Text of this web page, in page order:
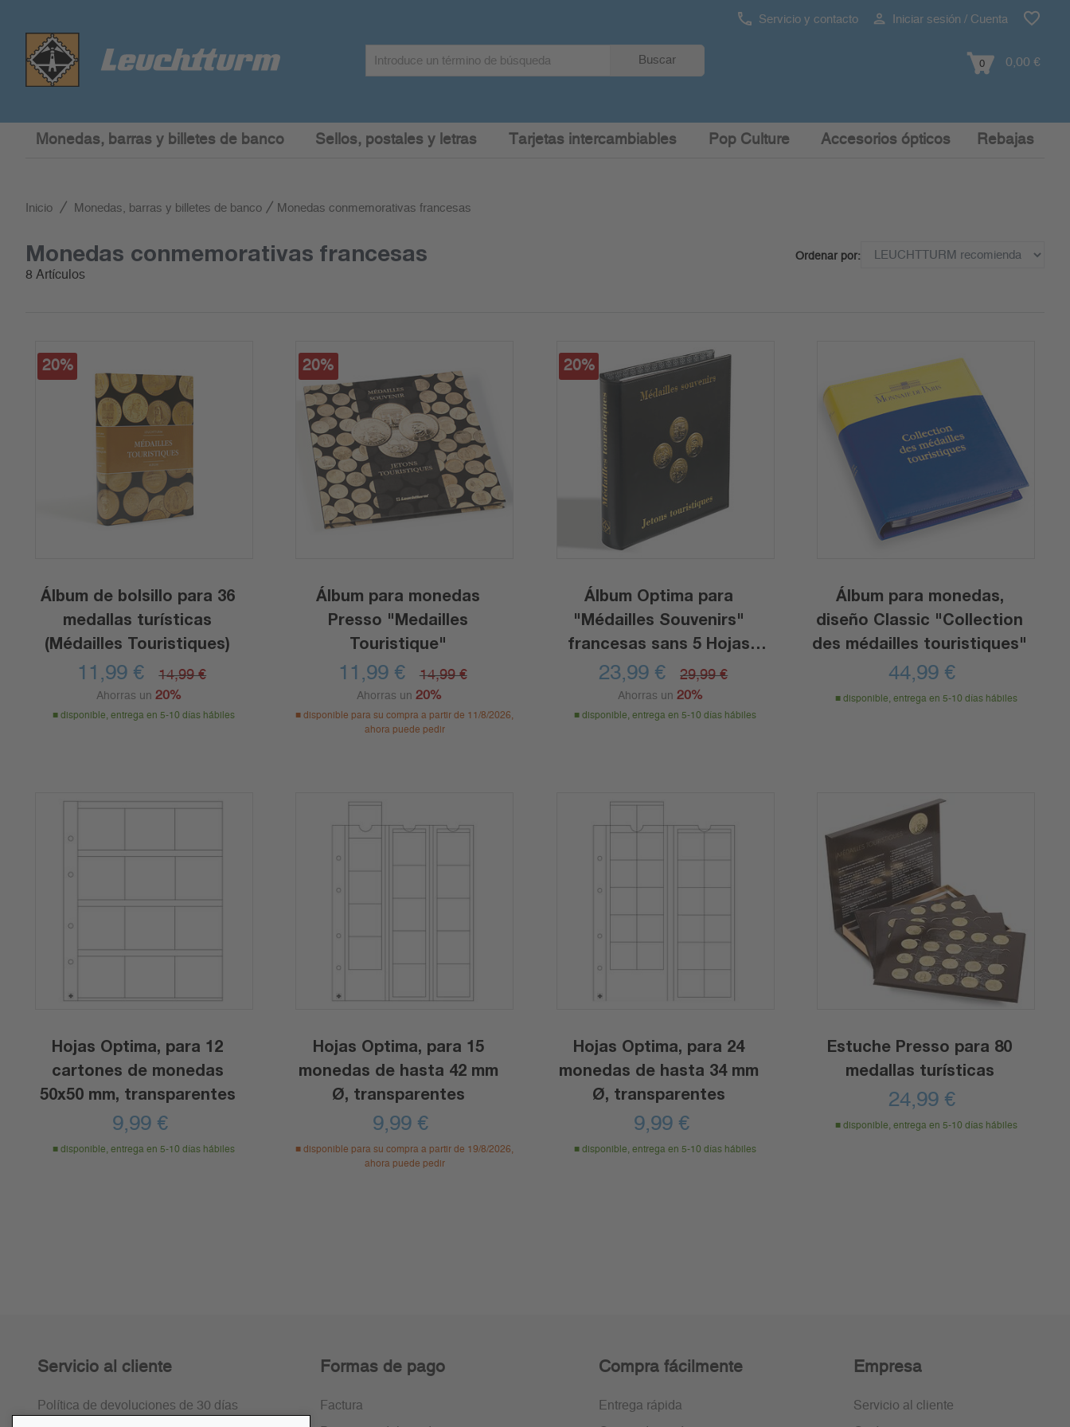
Servicio y contacto Iniciar sesión / Cuenta
Buscar 0 0,00 €
Monedas, barras y billetes de banco Sellos, postales y letras Tarjetas intercambiables Pop Culture Accesorios ópticos Rebajas
Inicio Monedas, barras y billetes de banco Monedas conmemorativas francesas
Monedas conmemorativas francesas
8 Artículos
Ordenar por:
20%
Álbum de bolsillo para 36
medallas turísticas
(Médailles Touristiques)
11,99 € 14,99 €
Ahorras un 20%
disponible, entrega en 5-10 días hábiles
20%
Álbum para monedas
Presso "Medailles
Touristique"
11,99 € 14,99 €
Ahorras un20%
disponible para su compra a partir de 11/8/2026,
ahora puede pedir
20%
Álbum Optima para
"Médailles Souvenirs"
francesas sans 5 Hojas
Optima
23,99 € 29,99 €
Ahorras un 20%
disponible, entrega en 5-10 días hábiles
Álbum para monedas,
diseño Classic "Collection
des médailles touristiques"
44,99 €
disponible, entrega en 5-10 días hábiles
Hojas Optima, para 12
cartones de monedas
50x50 mm, transparentes
9,99 €
disponible, entrega en 5-10 días hábiles
Hojas Optima, para 15
monedas de hasta 42 mm
Ø, transparentes
9,99 €
disponible para su compra a partir de 19/8/2026,
ahora puede pedir
Hojas Optima, para 24
monedas de hasta 34 mm
Ø, transparentes
9,99 €
disponible, entrega en 5-10 días hábiles
Estuche Presso para 80
medallas turísticas
24,99 €
disponible, entrega en 5-10 días hábiles
Servicio al cliente
Política de devoluciones de 30 días
Formas de pago
Factura
Compra fácilmente
Entrega rápida
Empresa
Servicio al cliente